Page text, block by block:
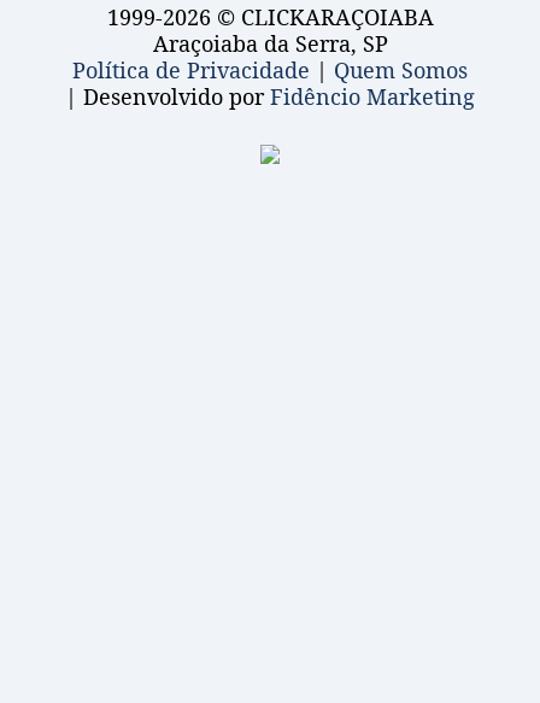
1999-2026 © CLICKARAÇOIABA
Araçoiaba da Serra, SP
Política de Privacidade | Quem Somos
| Desenvolvido porFidêncio Marketing